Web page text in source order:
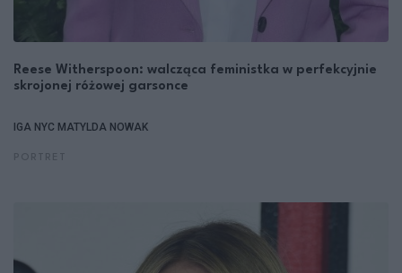
Reese Witherspoon: walcząca feministka w perfekcyjnie
skrojonej różowej garsonce
IGA NYC MATYLDA NOWAK